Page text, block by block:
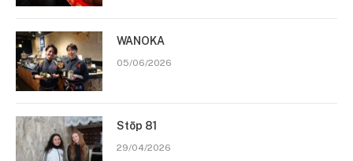
WANOKA
05/06/2026
Stōp 81
29/04/2026